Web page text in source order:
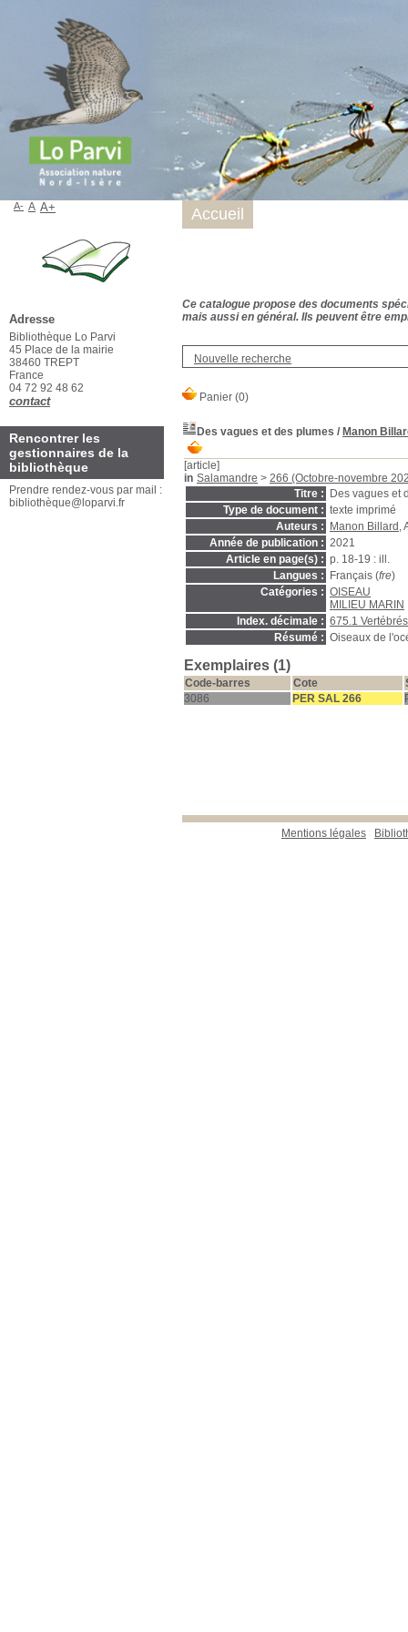
Ce catalogue propose des documents
mais aussi en général. Ils peuvent être
Nouvelle recherche
Des vagues et des plumes / Manon
[article]
in Salamandre > 266 (Octobre-novembre
Titre :
Des vagues et
Type de document : texte imprimé
Auteurs :
Manon Billard ,
Année de publication : 2021
Article en page(s) : p. 18-19 : ill.
Langues :
Français (fre)
Catégories : OISEAU
MILIEU MARIN
Index. décimale : 675.1
Résumé : Oiseaux de
Exemplaires (1)
Code-barres Cote
3086
PER SAL 266
Mentions légales
Accueil
A- A A+
Adresse
Bibliothèque Lo Parvi
45 Place de la mairie
38460 TREPT
France
04 72 92 48 62
contact
Rencontrer les
gestionnaires de la
bibliothèque
Prendre rendez-vous par mail :
bibliothèque@loparvi.fr